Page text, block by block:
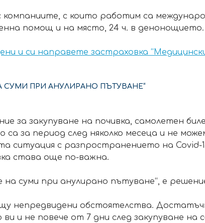
с които работим са
помощ и на място, 24 ч. в денонощието.
и си направете застраховка
СУМИ ПРИ АНУЛИРАНО ПЪТУВАНЕ“
за закупуване на почивка, самолетен
за период след няколко месеца и не
ситуация с разпространението на Covid-
става още по-важна.
на суми при анулирано пътуване“, е
непредвидени обстоятелства.
и не повече от 7 дни след закупуване на